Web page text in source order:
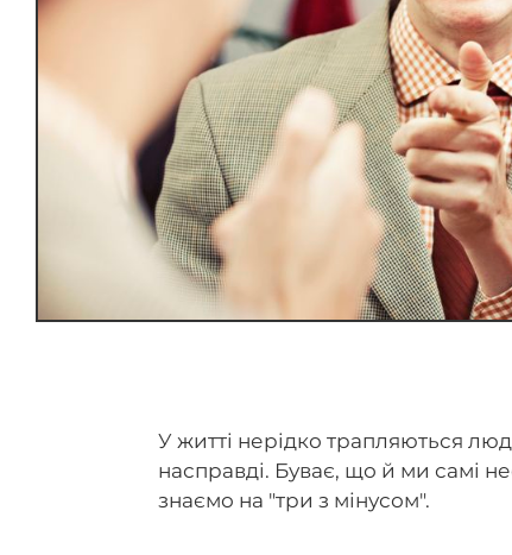
У житті нерідко трапляються
насправді. Буває, що й ми самі
знаємо на "три з мінусом".